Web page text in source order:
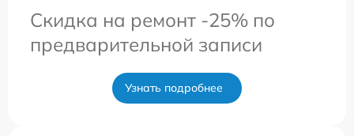
Скидка на ремонт -25% по
предварительной записи
Узнать подробнее